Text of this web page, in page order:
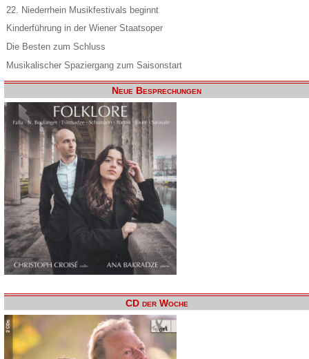
22. Niederrhein Musikfestivals beginnt
Kinderführung in der Wiener Staatsoper
Die Besten zum Schluss
Musikalischer Spaziergang zum Saisonstart
Neue Besprechungen
CD der Woche